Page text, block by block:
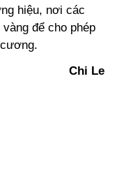
hiệu, nơi các
để cho phép
Chi Le